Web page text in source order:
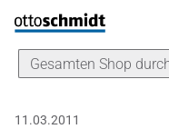
Direkt zum Inhalt
11.03.2011